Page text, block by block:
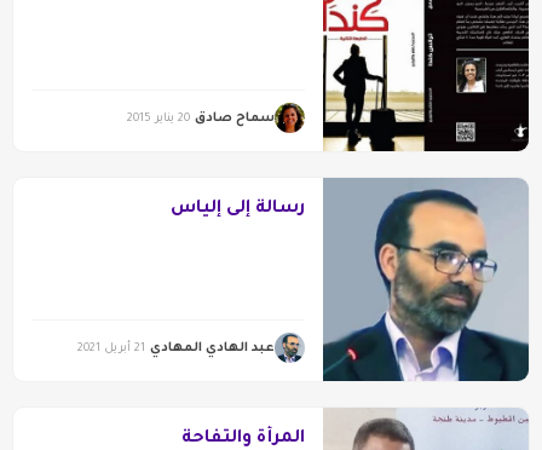
سماح صادق 20 يناير 2015
رسالة إلى إلياس
عبد الهادي المهادي 21 أبريل 2021
المرأة والتفاحة